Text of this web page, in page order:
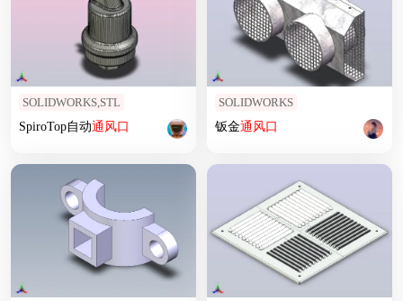
SOLIDWORKS,STL
SpiroTop自动通风口
SOLIDWORKS
钣金通风口